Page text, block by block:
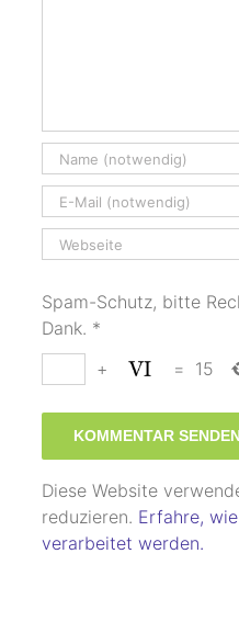
Spam-Schutz, bitte
Dank. *
+
= 15
Diese Website
reduzieren. Erfahre,
verarbeitet werden.